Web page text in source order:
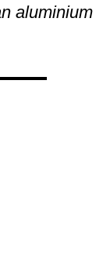
aluminium